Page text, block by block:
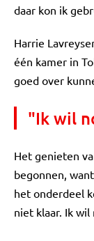
daar kon ik
Harrie
één kamer in
goed over
"Ik wil
Het genieten
begonnen,
het onderdeel
niet klaar. Ik